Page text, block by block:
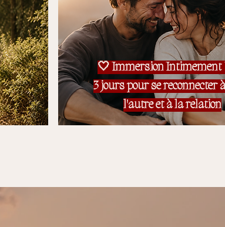
🤍 Immersion Intimement
3 jours pour se reconnecter
l'autre et à la relation